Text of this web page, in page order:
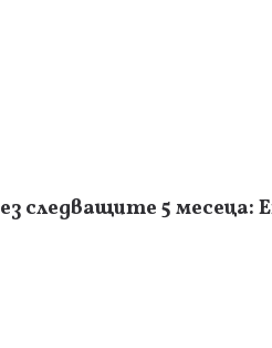
следващите 5 месеца: